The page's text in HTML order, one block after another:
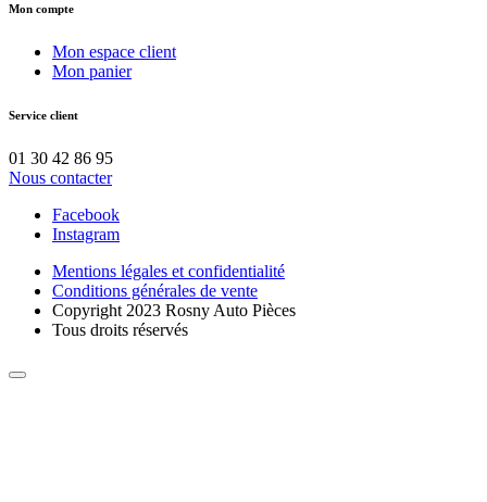
Mon compte
Mon espace client
Mon panier
Service client
01 30 42 86 95
Nous contacter
Facebook
Instagram
Mentions légales et confidentialité
Conditions générales de vente
Copyright 2023 Rosny Auto Pièces
Tous droits réservés